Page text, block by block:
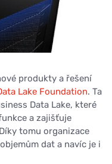
produkty a řešení
Lake Foundation. Ta
Data Lake, které
a zajišťuje
tomu organizace
dat a navíc je i